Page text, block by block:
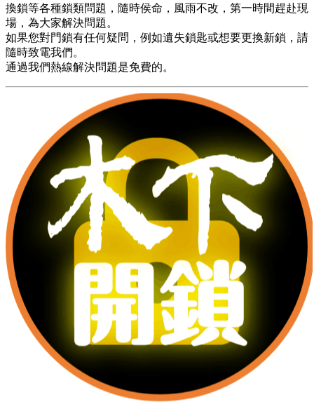
換鎖等各種鎖類問題，隨時侯命，風雨不改，第一時間趕赴現
場，為大家解決問題。
如果您對門鎖有任何疑問，例如遺失鎖匙或想要更換新鎖，請
隨時致電我們。
通過我們熱線解決問題是免費的。